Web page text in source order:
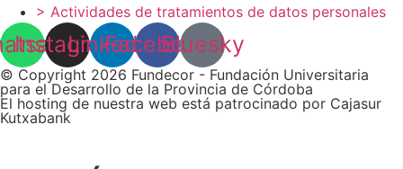
> Actividades de tratamientos de datos personales
Instagram
Linkedin
Facebook
Bluesky
© Copyright 2026 Fundecor - Fundación Universitaria
para el Desarrollo de la Provincia de Córdoba
El hosting de nuestra web está patrocinado por Cajasur
Kutxabank